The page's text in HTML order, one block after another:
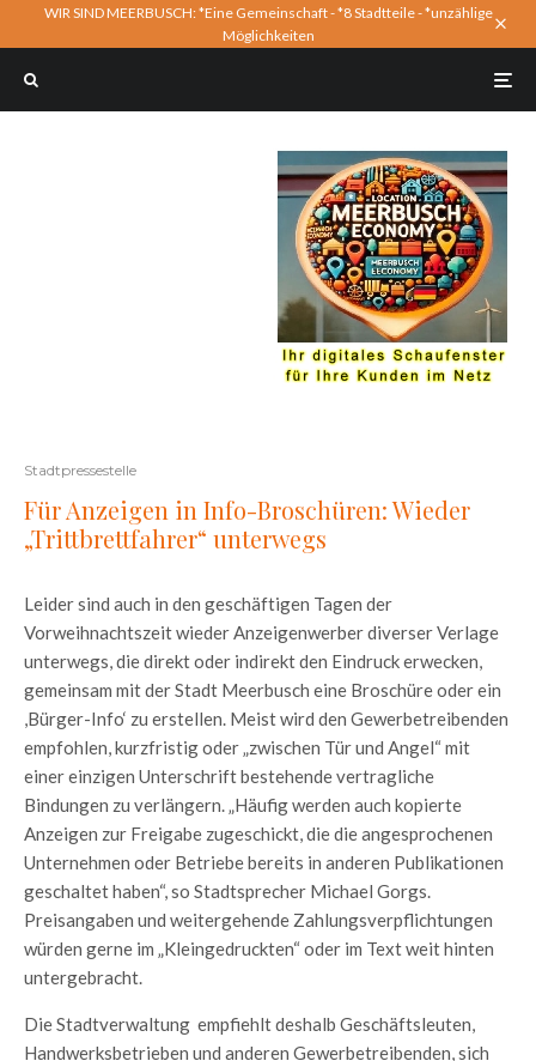
WIR SIND MEERBUSCH: *Eine Gemeinschaft - *8 Stadtteile - *unzählige
Möglichkeiten
Stadtpressestelle
Für Anzeigen in Info-Broschüren: Wieder
„Trittbrettfahrer“ unterwegs
Leider sind auch in den geschäftigen Tagen der
Vorweihnachtszeit wieder Anzeigenwerber diverser Verlage
unterwegs, die direkt oder indirekt den Eindruck erwecken,
gemeinsam mit der Stadt Meerbusch eine Broschüre oder ein
,Bürger-Info‘ zu erstellen. Meist wird den Gewerbetreibenden
empfohlen, kurzfristig oder „zwischen Tür und Angel“ mit
einer einzigen Unterschrift bestehende vertragliche
Bindungen zu verlängern. „Häufig werden auch kopierte
Anzeigen zur Freigabe zugeschickt, die die angesprochenen
Unternehmen oder Betriebe bereits in anderen Publikationen
geschaltet haben“, so Stadtsprecher Michael Gorgs.
Preisangaben und weitergehende Zahlungsverpflichtungen
würden gerne im „Kleingedruckten“ oder im Text weit hinten
untergebracht.
Die Stadtverwaltung empfiehlt deshalb Geschäftsleuten,
Handwerksbetrieben und anderen Gewerbetreibenden, sich